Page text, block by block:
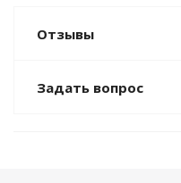
Отзывы
Задать вопрос